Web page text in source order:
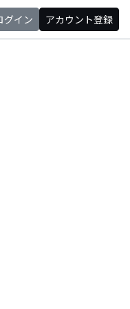
グイン アカウント登録